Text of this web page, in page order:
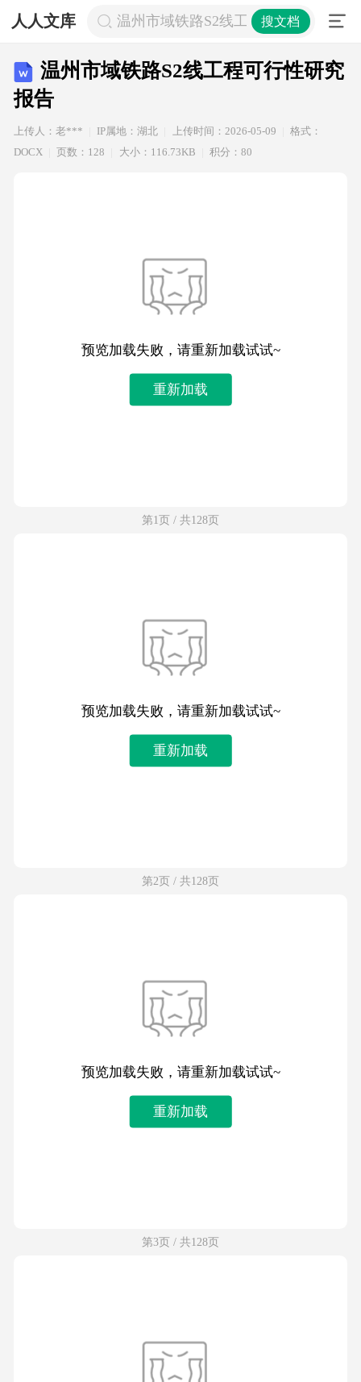
人人文库 温州市域铁路S2线工程可行性研究报
搜文档
温州市域铁路S2线工程可行性研究
报告
上传人：老*** IP属地：湖北 上传时间：2026-05-09
格式：
DOCX
页数：128 大小：116.73KB 积分：80
预览加载失败，请重新加载试试~
重新加载
第1页 / 共128页
预览加载失败，请重新加载试试~
重新加载
第2页 / 共128页
预览加载失败，请重新加载试试~
重新加载
第3页 / 共128页